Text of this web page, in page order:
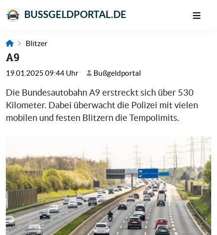
BUSSGELDPORTAL.DE
Blitzer
A9
19.01.2025 09:44 Uhr Bußgeldportal
Die Bundesautobahn A9 erstreckt sich über 530
Kilometer. Dabei überwacht die Polizei mit vielen
mobilen und festen Blitzern die Tempolimits.